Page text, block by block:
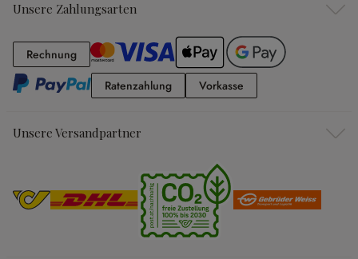
Unsere Zahlungsarten
RechnungRechnung
RatenzahlungRatenzahlung
Vorkasse
Unsere Versandpartner